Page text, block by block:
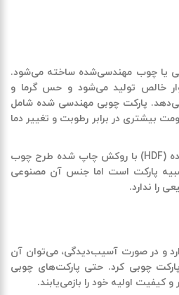
یا چوب مهندسی‌شده ساخته می‌شود.
خالص تولید می‌شود و حس گرما و
. پارکت چوبی مهندسی شده شامل
بیشتری در برابر رطوبت و تغییر دما
(HDF)
با روکش چاپ شده طرح چوب
پارکت است اما جنس آن مصنوعی
را ندارد.
و در صورت آسیب‌دیدگی، می‌توان آن
چوبی کرد. حتی پارکت‌های چوبی
کیفیت اولیه خود را بازمی‌یابند.